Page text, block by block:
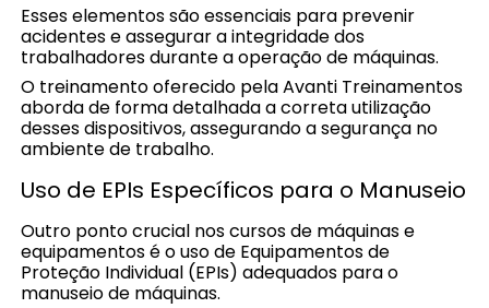
Esses elementos são essenciais para prevenir
acidentes e assegurar a integridade dos
trabalhadores durante a operação de máquinas.
O treinamento oferecido pela Avanti Treinamentos
aborda de forma detalhada a correta utilização
desses dispositivos, assegurando a segurança no
ambiente de trabalho.
Uso de EPIs Específicos para o Manuseio
Outro ponto crucial nos cursos de máquinas e
equipamentos é o uso de Equipamentos de
Proteção Individual (EPIs) adequados para o
manuseio de máquinas.